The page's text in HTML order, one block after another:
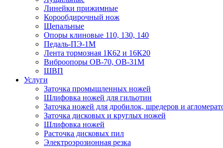
Линейки прижимные
Корообдирочный нож
Щепальные
Опоры клиновые 110, 130, 140
Педаль-ПЭ-1М
Лента тормозная 1К62 и 16К20
Виброопоры OB-70, OB-31M
ШВП
Услуги
Заточка промышленных ножей
Шлифовка ножей для гильотин
Заточка ножей для дробилок, шредеров и
Заточка дисковых и круглых ножей
Шлифовка ножей
Расточка дисковых пил
Электроэрозионная резка